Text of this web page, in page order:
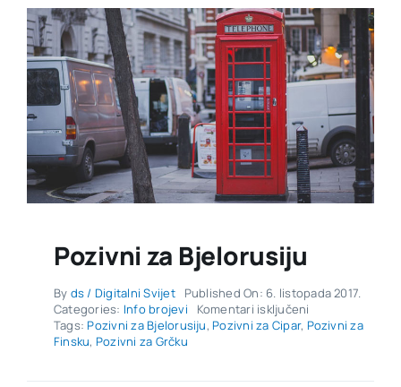
Pozivni za Bjelorusiju
By ds / Digitalni Svijet
Published On: 6. listopada 2017.
Categories: Info brojevi Komentari isključeni
Pozivni
Tags:Pozivni za Bjelorusiju,Pozivni za Cipar, Pozivni za
Finsku, Pozivni za Grčku